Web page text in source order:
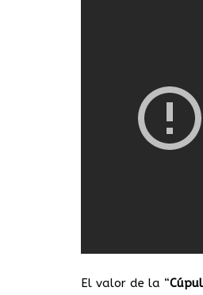
El valor de la “